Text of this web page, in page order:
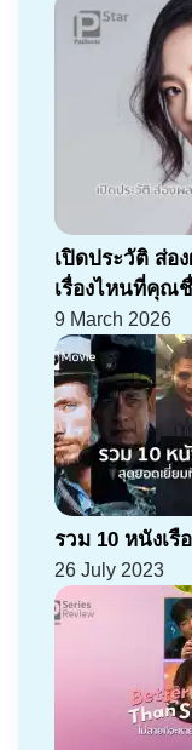
เปิดประวัติ ส่อ
เรื่องไหนที่คุณ
9 March 2026
รวม 10 หนังเ
26 July 2023